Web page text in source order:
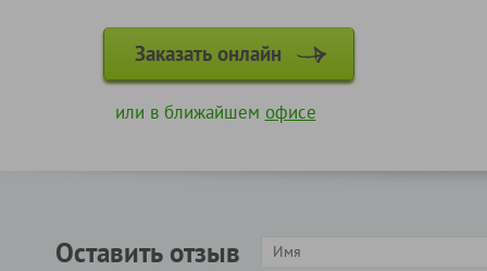
Заказать онлайн
или в ближайшем офисе
Оставить отзыв